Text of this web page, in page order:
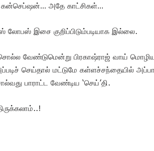
கன்செப்ஷன்… அதே காட்சிகள்…
லோபஸ் இசை குறிப்பிடும்படியாக இல்லை.
சொல்ல வேண்டுமென்று பிரகாஷ்ராஜ் வாய்
செய்தால் மட்டுமே கள்ளச்சந்தையில்
பாராட்ட வேண்டிய ‘செய்’தி.